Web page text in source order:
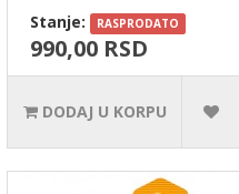
Stanje:
RASPRODATO
990,00 RSD
DODAJ U KORPU